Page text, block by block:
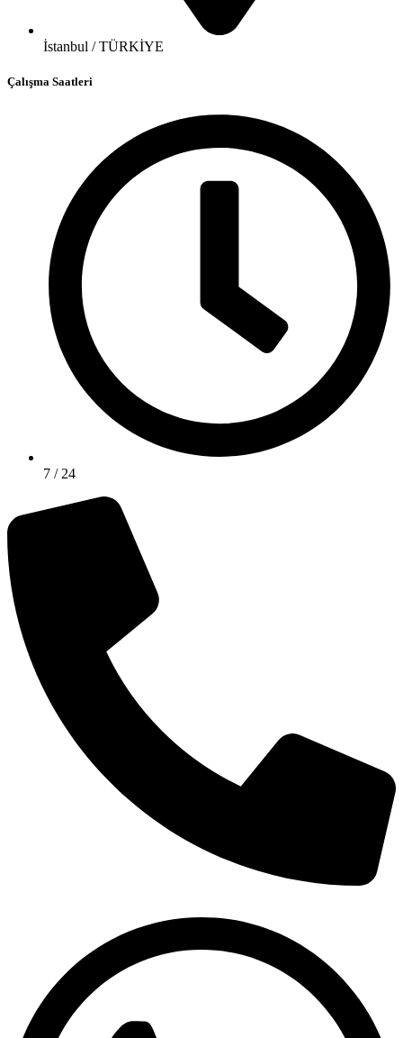
İstanbul / TÜRKİYE
Çalışma Saatleri
7 / 24